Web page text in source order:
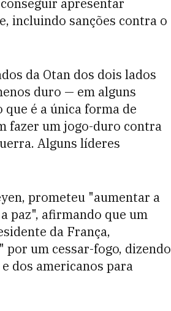
apresentar
incluindo sanções contra o
da Otan dos dois lados
duro — em alguns
é a única forma de
fazer um jogo-duro contra
Alguns líderes
prometeu "aumentar a
paz", afirmando que um
da França,
por um cessar-fogo, dizendo
dos americanos para